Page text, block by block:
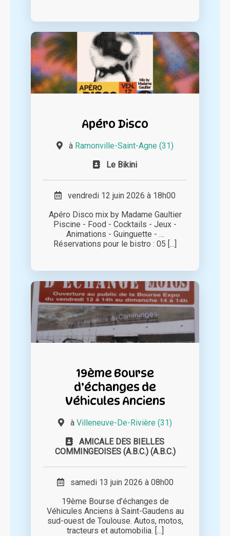
Apéro Disco
à Ramonville-Saint-Agne (31)
Le Bikini
vendredi 12 juin 2026 à 18h00
Apéro Disco mix by Madame Gaultier
Piscine - Food - Cocktails - Jeux -
Animations - Guinguette - …
Réservations pour le bistro : 05 [...]
19ème Bourse
d’échanges de
Véhicules Anciens
à Villeneuve-De-Rivière (31)
AMICALE DES BIELLES
COMMINGEOISES (A.B.C.) (A.B.C.)
samedi 13 juin 2026 à 08h00
19ème Bourse d’échanges de
Véhicules Anciens à Saint-Gaudens au
sud-ouest de Toulouse. Autos, motos,
tracteurs et automobilia. [...]